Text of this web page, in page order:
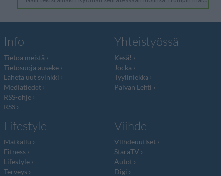
Info
Tietoa meistä
Tietosuojalauseke
Lähetä uutisvinkki
Mediatiedot
RSS-ohje
RSS
Yhteistyössä
Kesä!
Jocka
Tyyliniekka
Päivän Lehti
Lifestyle
Matkailu
Fitness
Lifestyle
Terveys
Viihde
Viihdeuutiset
StaraTV
Autot
Digi